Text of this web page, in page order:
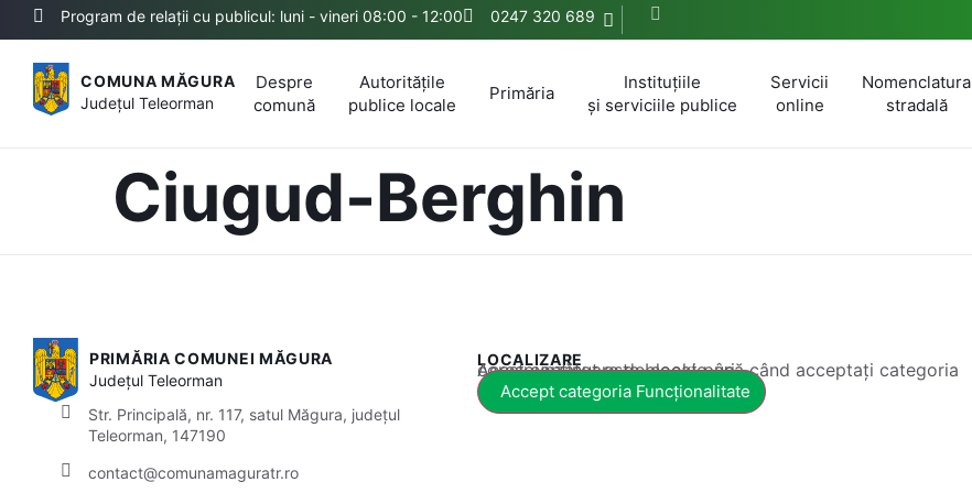
Program de relații cu publicul: luni - vineri 08:00 - 12:00 0247 320 689
COMUNA MĂGURA
JudețulTeleorman
Despre
comună
Autoritățile
publice locale
Primăria
Instituțiile
și serviciile publice
Servicii
online
Nomenclatura
stradală
Ciugud-Berghin
PRIMĂRIA COMUNEI MĂGURA
JudețulTeleorman
Str. Principală, nr. 117, satul Măgura, județul
Teleorman, 147190
contact@comunamaguratr.ro
LOCALIZARE
Acest conținut este blocat până când acceptați categoria corespunzătoare de cookie-uri.
Accept categoria Funcționalitate